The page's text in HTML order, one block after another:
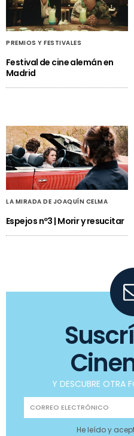
PREMIOS Y FESTIVALES
Festival de cine alemán en
Madrid
LA MIRADA DE JOAQUÍN CELMA
Espejos nº3 | Morir y resucitar
Y DESCUBRE OTRA
He leído y